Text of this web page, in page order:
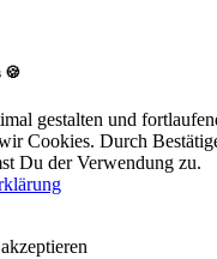
🍪
gestalten und
Cookies. Durch
Du der Verwendung zu.